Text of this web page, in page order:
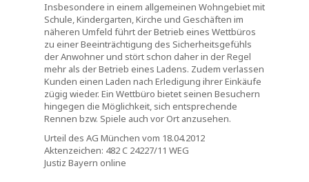
Insbesondere in einem allgemeinen Wohngebiet mit
Schule, Kindergarten, Kirche und Geschäften im
näheren Umfeld führt der Betrieb eines Wettbüros
zu einer Beeinträchtigung des Sicherheitsgefühls
der Anwohner und stört schon daher in der Regel
mehr als der Betrieb eines Ladens. Zudem verlassen
Kunden einen Laden nach Erledigung ihrer Einkäufe
zügig wieder. Ein Wettbüro bietet seinen Besuchern
hingegen die Möglichkeit, sich entsprechende
Rennen bzw. Spiele auch vor Ort anzusehen.
Urteil des AG München vom 18.04.2012
Aktenzeichen: 482 C 24227/11 WEG
Justiz Bayern online